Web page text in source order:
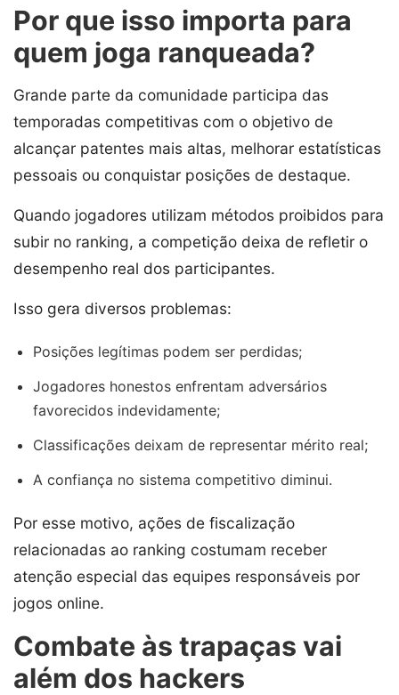
Por que isso importa para
quem joga ranqueada?
Grande parte da comunidade participa das
temporadas competitivas com o objetivo de
alcançar patentes mais altas, melhorar estatísticas
pessoais ou conquistar posições de destaque.
Quando jogadores utilizam métodos proibidos para
subir no ranking, a competição deixa de refletir o
desempenho real dos participantes.
Isso gera diversos problemas:
Posições legítimas podem ser perdidas;
Jogadores honestos enfrentam adversários
favorecidos indevidamente;
Classificações deixam de representar mérito real;
A confiança no sistema competitivo diminui.
Por esse motivo, ações de fiscalização
relacionadas ao ranking costumam receber
atenção especial das equipes responsáveis por
jogos online.
Combate às trapaças vai
além dos hackers